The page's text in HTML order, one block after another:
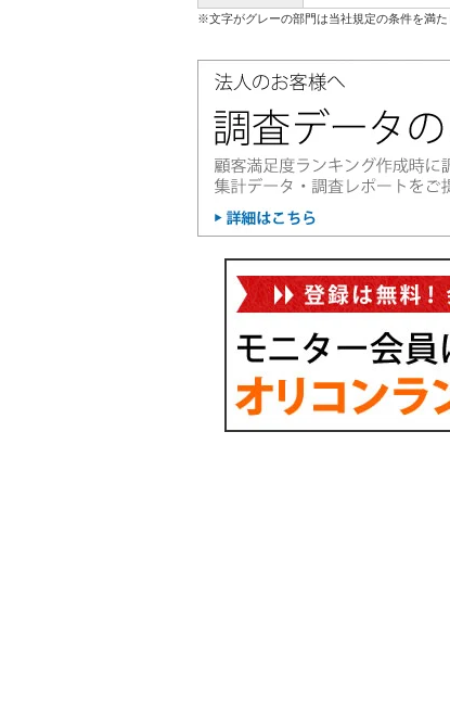
※文字がグレーの部門は当社規定の条件を満